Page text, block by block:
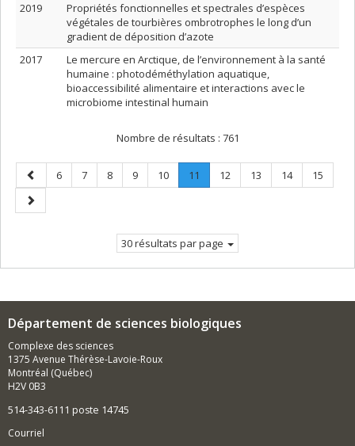
2019
Propriétés fonctionnelles et spectrales d’espèces
végétales de tourbières ombrotrophes le long d’un
gradient de déposition d’azote
2017
Le mercure en Arctique, de l’environnement à la santé
humaine : photodéméthylation aquatique,
bioaccessibilité alimentaire et interactions avec le
microbiome intestinal humain
Nombre de résultats : 761
Page
précédente
Page
6 Page
7 Page
8 Page
9 Page
10 Page
11
Page
Page
12 Page
13 Page
14 Page
15
Page
suivante
30 résultats par page
Département de sciences biologiques
Complexe des sciences
1375 Avenue Thérèse-Lavoie-Roux
Montréal (Québec)
H2V 0B3
514-343-6111 poste 14745
Courriel